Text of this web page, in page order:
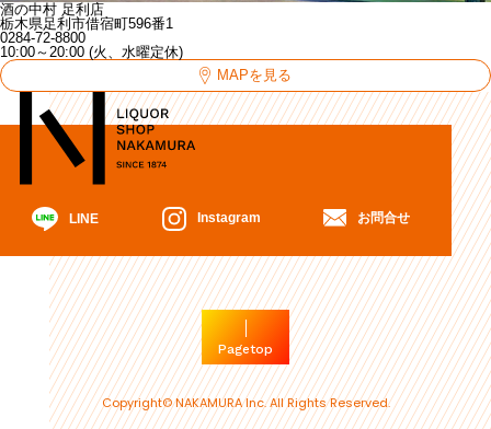
酒の中村 足利店
栃木県足利市借宿町596番1
0284-72-8800
10:00～20:00 (火、水曜定休)
MAPを見る
LINE Instagram お問合せ
Pagetop
Copyright© NAKAMURA Inc. All Rights Reserved.